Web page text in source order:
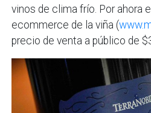
vinos de clima frío. Por ahora
ecommerce de la viña (
precio de venta a público de